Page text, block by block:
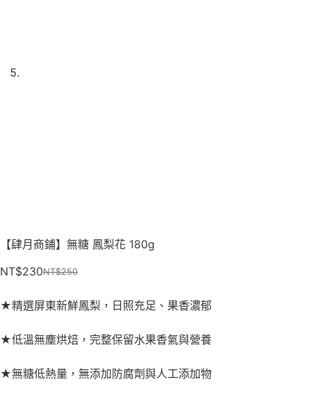
【肆月商鋪】無糖 鳳梨花 180g
NT$250
NT$230
★精選屏東新鮮鳳梨，日照充足、果香濃郁
★低溫無塵烘焙，完整保留水果香氣與營養
★無糖低熱量，無添加防腐劑與人工添加物